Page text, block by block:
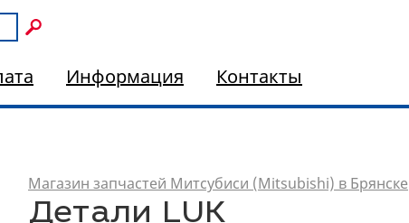
Информация Контакты
Магазин запчастей Митсубиси (Mitsubishi) в Брянске
Детали LUK